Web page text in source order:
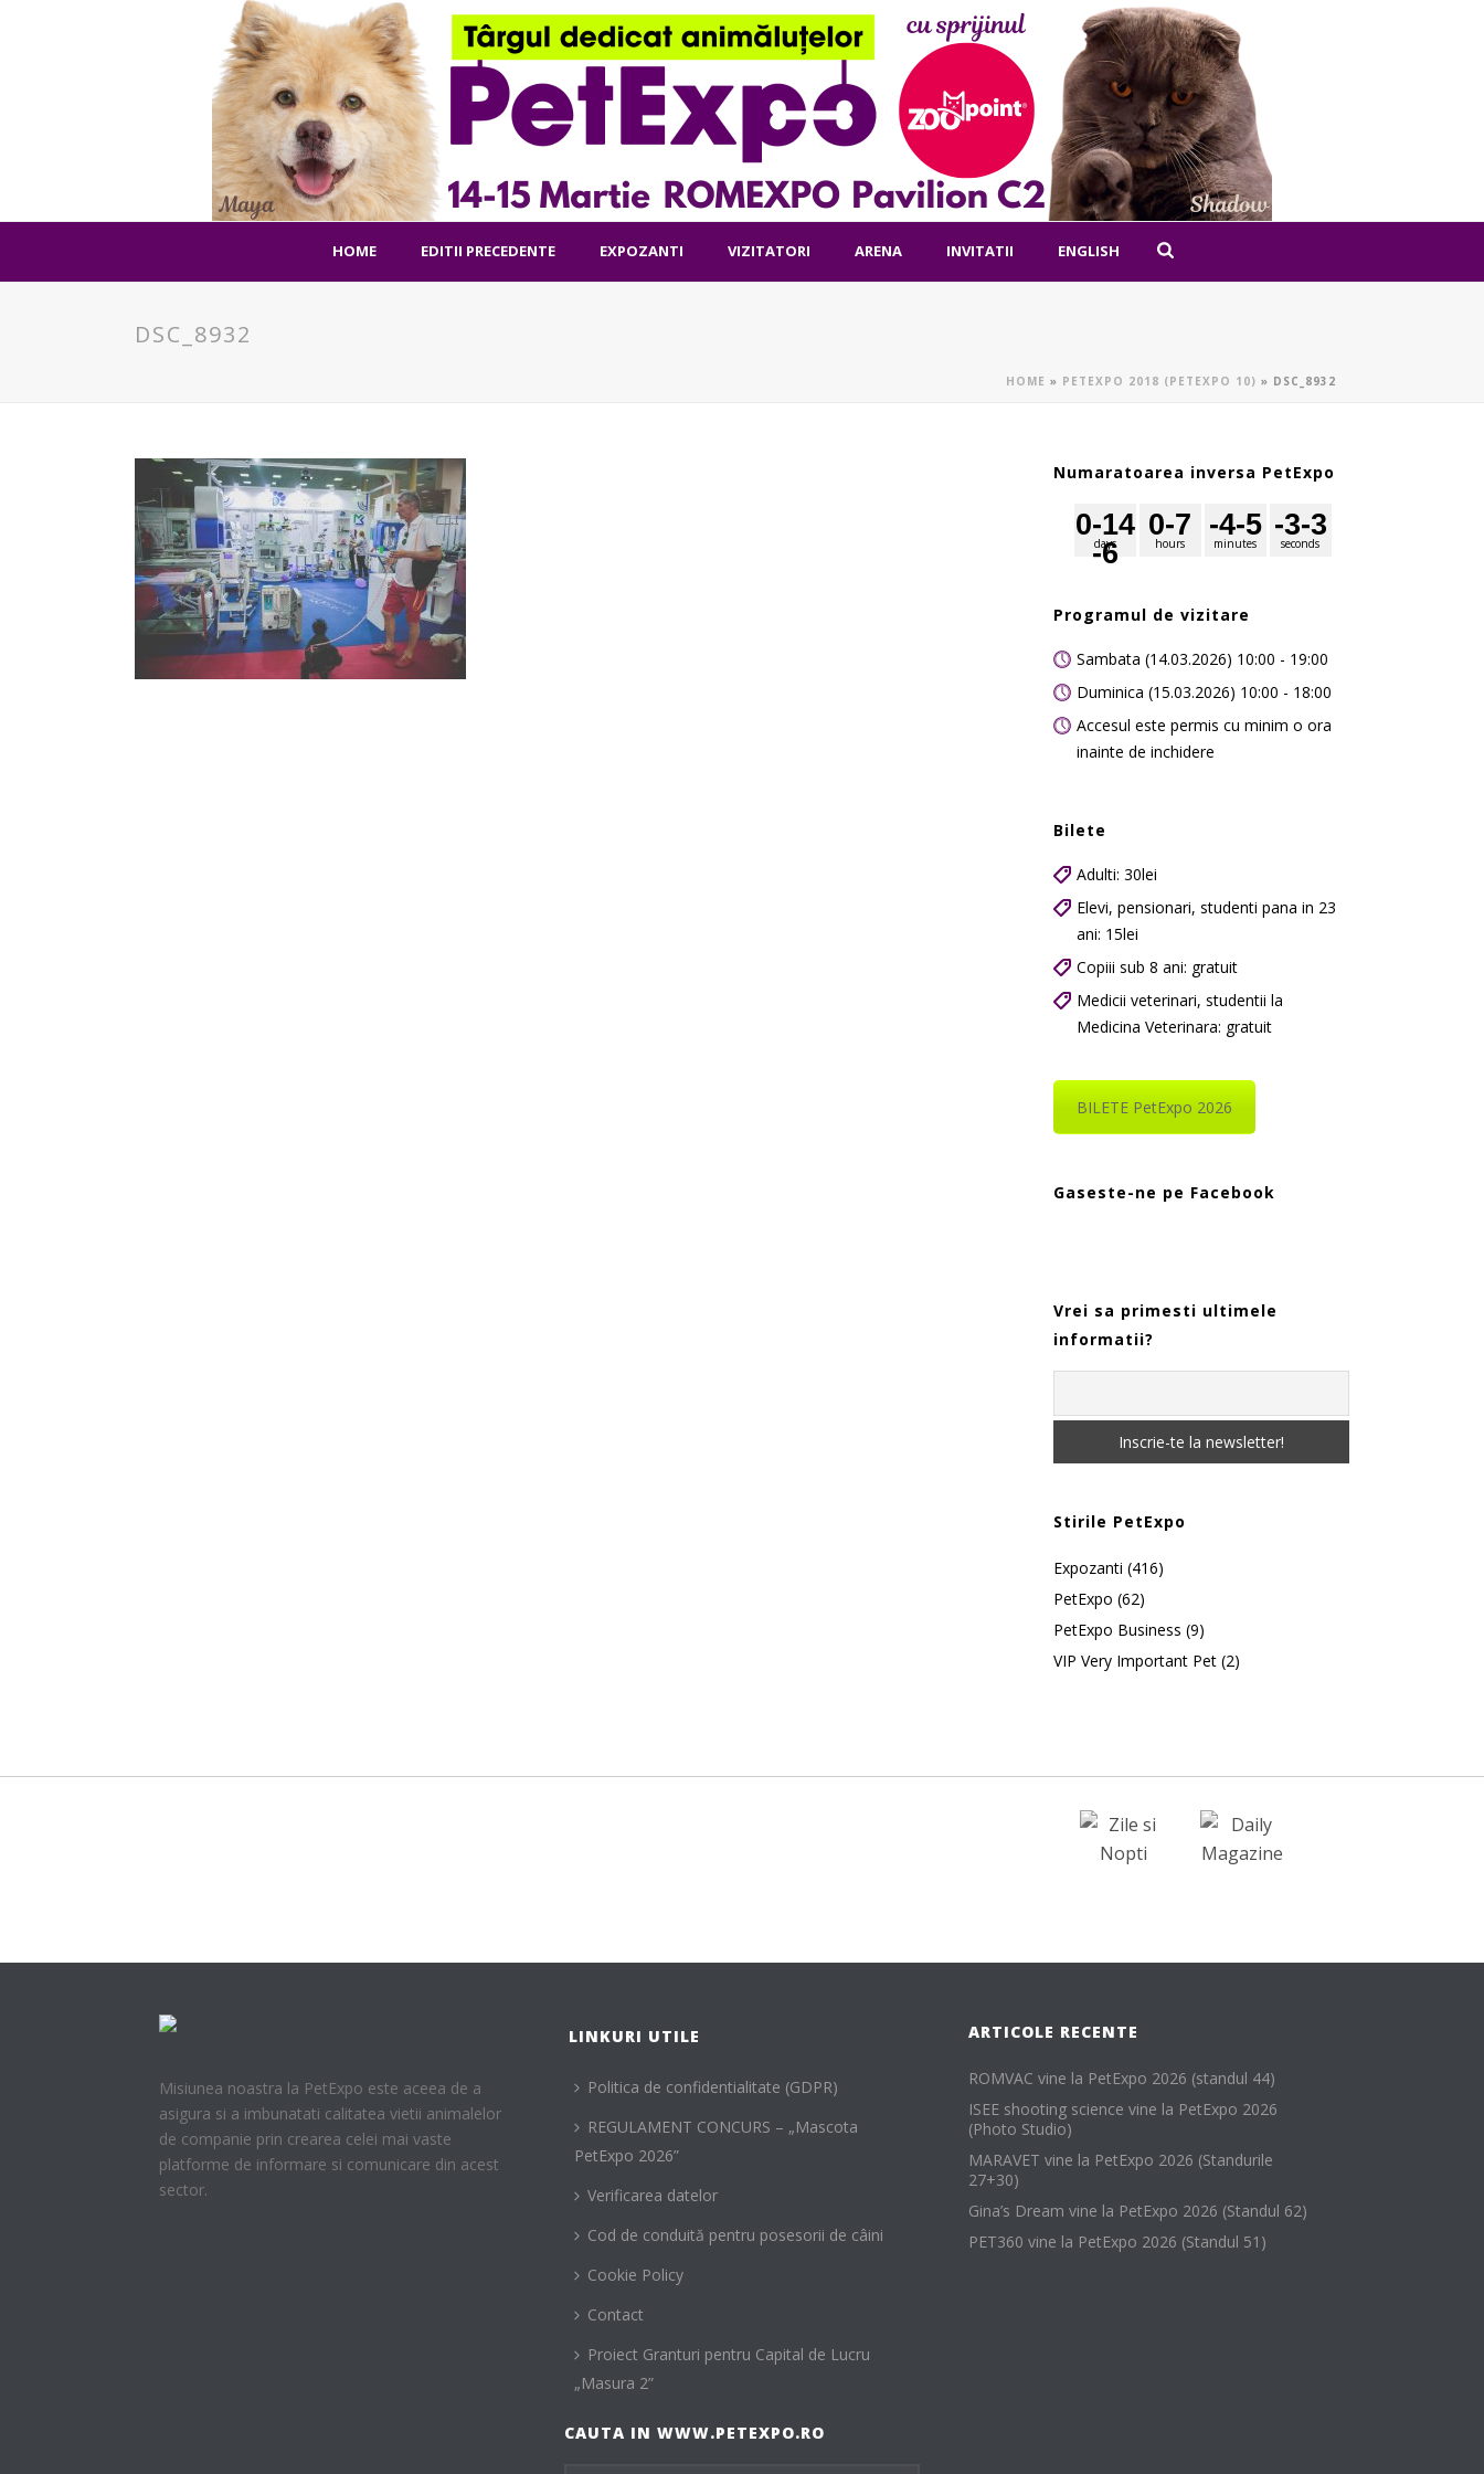
HOME EDITII PRECEDENTE EXPOZANTI VIZITATORI ARENA INVITATII ENGLISH
DSC_8932
HOME » PETEXPO 2018 (PETEXPO 10) » DSC_8932
Numaratoarea inversa PetExpo
days
0-14
-6
hours
0-7
minutes
-4-5
seconds
-3-3
Programul de vizitare
Sambata (14.03.2026) 10:00 - 19:00
Duminica (15.03.2026) 10:00 - 18:00
Accesul este permis cu minim o ora
inainte de inchidere
Bilete
Adulti: 30lei
Elevi, pensionari, studenti pana in 23
ani: 15lei
Copiii sub 8 ani: gratuit
Medicii veterinari, studentii la
Medicina Veterinara: gratuit
BILETE PetExpo 2026
Gaseste-ne pe Facebook
Vrei sa primesti ultimele
informatii?
Stirile PetExpo
Expozanti (416)
PetExpo (62)
PetExpo Business (9)
VIP Very Important Pet (2)
Misiunea noastra la PetExpo este aceea de a
asigura si a imbunatati calitatea vietii animalelor
de companie prin crearea celei mai vaste
platforme de informare si comunicare din acest
sector.
LINKURI UTILE
Politica de confidentialitate (GDPR)
REGULAMENT CONCURS – „Mascota
PetExpo 2026”
Verificarea datelor
Cod de conduită pentru posesorii de câini
Cookie Policy
Contact
Proiect Granturi pentru Capital de Lucru
„Masura 2”
CAUTA IN WWW.PETEXPO.RO
ARTICOLE RECENTE
ROMVAC vine la PetExpo 2026 (standul 44)
ISEE shooting science vine la PetExpo 2026
(Photo Studio)
MARAVET vine la PetExpo 2026 (Standurile
27+30)
Gina’s Dream vine la PetExpo 2026 (Standul 62)
PET360 vine la PetExpo 2026 (Standul 51)